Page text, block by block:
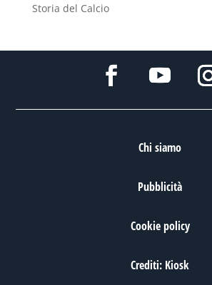
Storia del Calcio
Chi siamo
Pubblicità
Cookie policy
Crediti: Kiosk